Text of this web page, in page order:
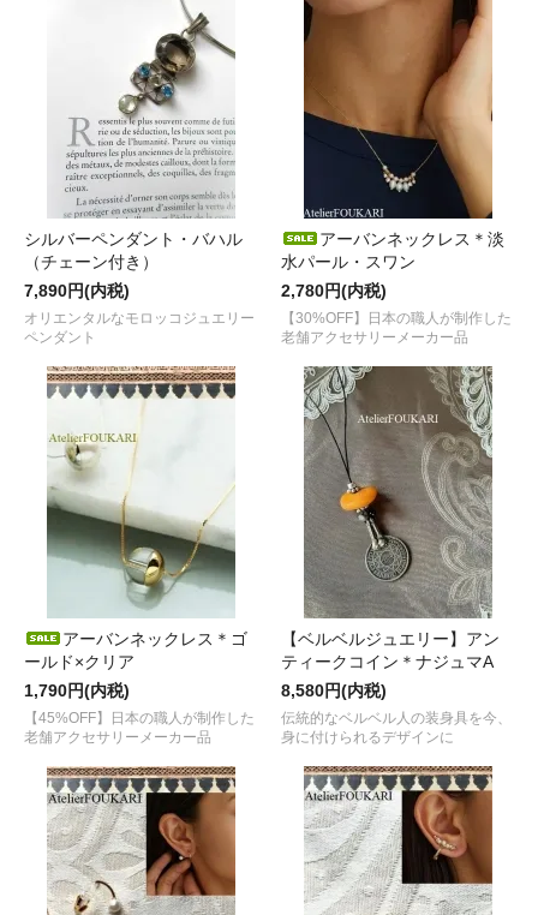
シルバーペンダント・バハル
（チェーン付き）
7,890円(内税)
オリエンタルなモロッコジュエリー
ペンダント
アーバンネックレス＊淡
水パール・スワン
2,780円(内税)
【30%OFF】日本の職人が制作した
老舗アクセサリーメーカー品
アーバンネックレス＊ゴ
ールド×クリア
1,790円(内税)
【45%OFF】日本の職人が制作した
老舗アクセサリーメーカー品
【ベルベルジュエリー】アン
ティークコイン＊ナジュマA
8,580円(内税)
伝統的なベルベル人の装身具を今、
身に付けられるデザインに